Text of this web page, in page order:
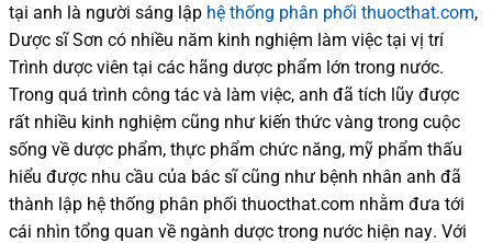
tại anh là người sáng lập hệ thống phân phối thuocthat.com,
Dược sĩSơn có nhiều năm kinh nghiệm làm việc tại vị trí
Trình dược viên tại các hãng dược phẩm lớn trong nước.
Trong quá trình công tác và làm việc, anh đã tích lũy được
rất nhiều kinh nghiệm cũng như kiến thức vàng trong cuộc
sống về dược phẩm, thực phẩm chức năng, mỹ phẩm thấu
hiểu được nhu cầu của bác sĩcũng như bệnh nhân anh đã
thành lập hệ thống phân phối thuocthat.com nhằm đưa tới
cái nhìn tổng quan về ngành dược trong nước hiện nay. Với